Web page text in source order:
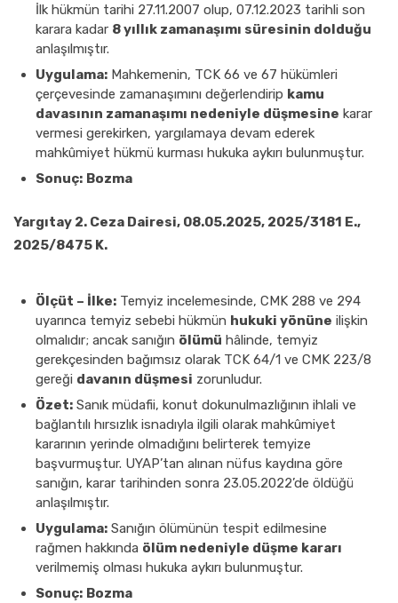
İlk hükmün tarihi 27.11.2007 olup, 07.12.2023 tarihli son
karara kadar 8 yıllık zamanaşımı süresinin dolduğu
anlaşılmıştır.
Uygulama: Mahkemenin, TCK 66 ve 67 hükümleri
çerçevesinde zamanaşımını değerlendirip kamu
davasının zamanaşımı nedeniyle düşmesine karar
vermesi gerekirken, yargılamaya devam ederek
mahkûmiyet hükmü kurması hukuka aykırı bulunmuştur.
Sonuç: Bozma
Yargıtay 2. Ceza Dairesi, 08.05.2025, 2025/3181 E.,
2025/8475 K.
Ölçüt – İlke: Temyiz incelemesinde, CMK 288 ve 294
uyarınca temyiz sebebi hükmün hukuki yönüne ilişkin
olmalıdır; ancak sanığın ölümü hâlinde, temyiz
gerekçesinden bağımsız olarak TCK 64/1 ve CMK 223/8
gereği davanın düşmesi zorunludur.
Özet: Sanık müdafii, konut dokunulmazlığının ihlali ve
bağlantılı hırsızlık isnadıyla ilgili olarak mahkûmiyet
kararının yerinde olmadığını belirterek temyize
başvurmuştur. UYAP’tan alınan nüfus kaydına göre
sanığın, karar tarihinden sonra 23.05.2022’de öldüğü
anlaşılmıştır.
Uygulama: Sanığın ölümünün tespit edilmesine
rağmen hakkında ölüm nedeniyle düşme kararı
verilmemiş olması hukuka aykırı bulunmuştur.
Sonuç: Bozma